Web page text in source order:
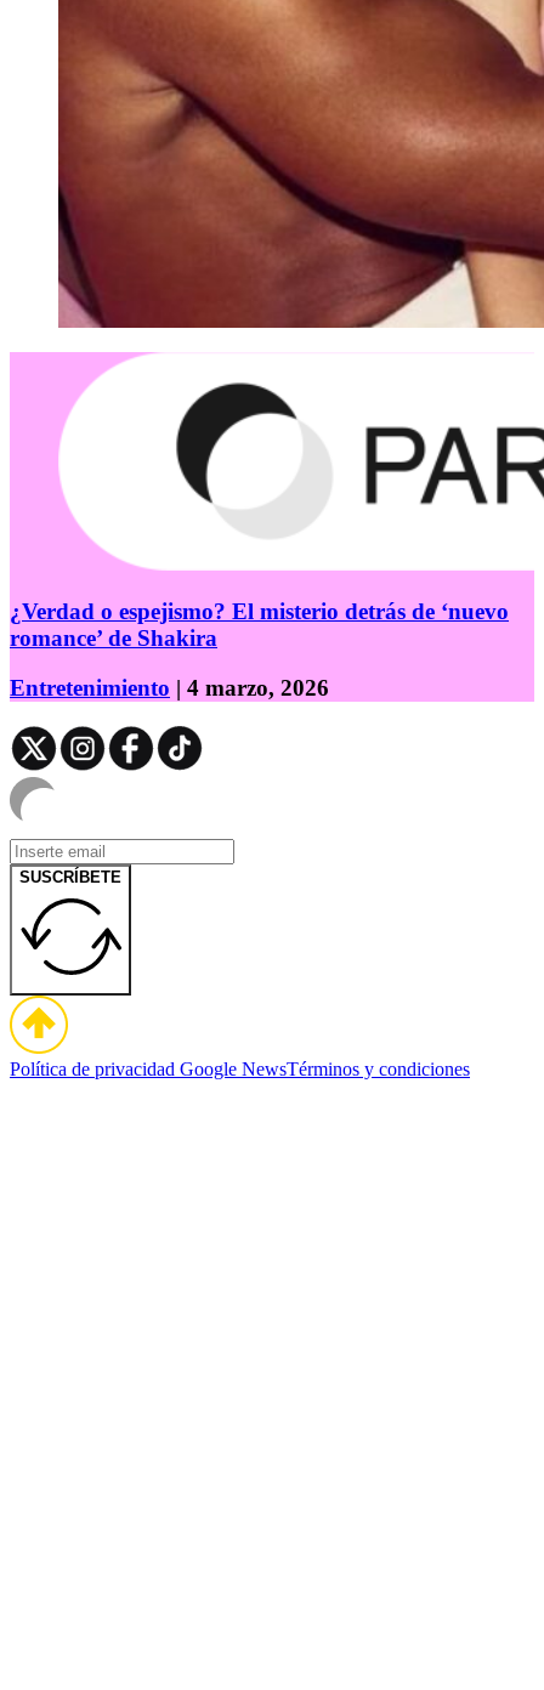
¿Verdad o espejismo? El misterio detrás de ‘nuevo
romance’ de Shakira
Entretenimiento | 4 marzo, 2026
SUSCRÍBETE
Política de privacidad Google NewsTérminos y condiciones